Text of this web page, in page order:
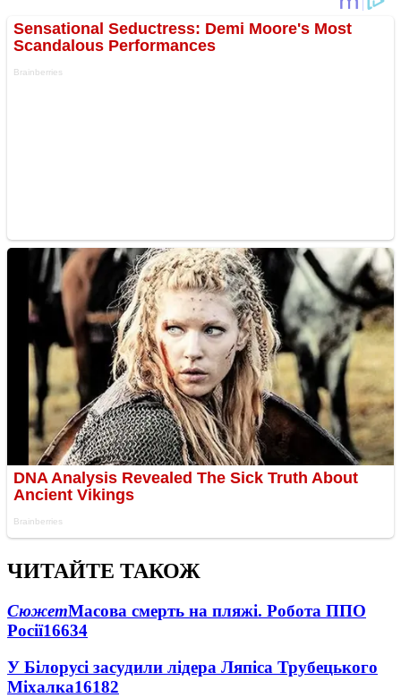
ЧИТАЙТЕ ТАКОЖ
СюжетМасова смерть на пляжі. Робота ППО
Росії16634
У Білорусі засудили лідера Ляпіса Трубецького
Міхалка16182